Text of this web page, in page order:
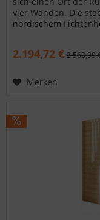
vier Wänden. Die
nordischem
2.194,72 € 2.563,99
Merken